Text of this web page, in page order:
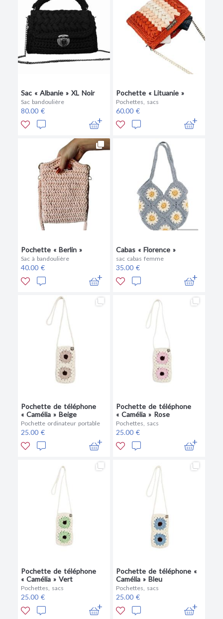
Sac « Albanie » XL Noir
Sac bandoulière
80.00 €
Pochette « Lituanie »
Pochettes, sacs
60.00 €
Pochette « Berlin »
Sac à bandoulière
40.00 €
Cabas « Florence »
sac cabas femme
35.00 €
Pochette de téléphone
« Camélia » Beige
Pochette ordinateur portable
25.00 €
Pochette de téléphone
« Camélia » Rose
Pochettes, sacs
25.00 €
Pochette de téléphone
« Camélia » Vert
Pochettes, sacs
25.00 €
Pochette de téléphone «
Camélia » Bleu
Pochettes, sacs
25.00 €